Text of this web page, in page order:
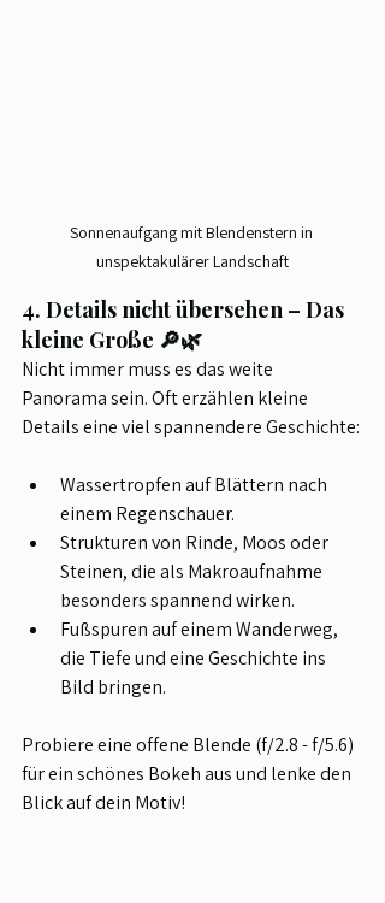
Sonnenaufgang mit Blendenstern in
unspektakulärer Landschaft
4. Details nicht übersehen – Das
kleine Große 🔎🌿
Nicht immer muss es das weite
Panorama sein. Oft erzählen kleine
Details eine viel spannendere Geschichte:
Wassertropfen auf Blättern nach
einem Regenschauer.
Strukturen von Rinde, Moos oder
Steinen, die als Makroaufnahme
besonders spannend wirken.
Fußspuren auf einem Wanderweg,
die Tiefe und eine Geschichte ins
Bild bringen.
Probiere eine offene Blende (f/2.8 - f/5.6)
für ein schönes Bokeh aus und lenke den
Blick auf dein Motiv!